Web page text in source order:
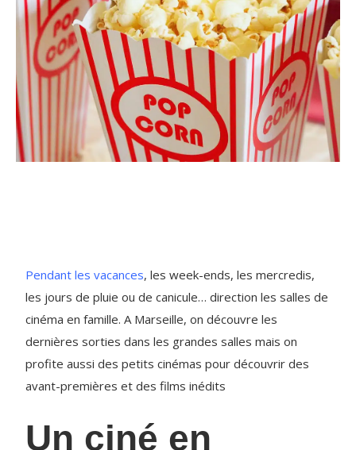
Pendant les vacances, les week-ends, les mercredis,
les jours de pluie ou de canicule… direction les salles de
cinéma en famille. A Marseille, on découvre les
dernières sorties dans les grandes salles mais on
profite aussi des petits cinémas pour découvrir des
avant-premières et des films inédits
Un ciné en